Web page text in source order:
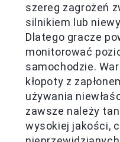
szereg zagrożeń
silnikiem lub
Dlatego gracze
monitorować
samochodzie.
kłopoty z
używania
zawsze należy
wysokiej jakości,